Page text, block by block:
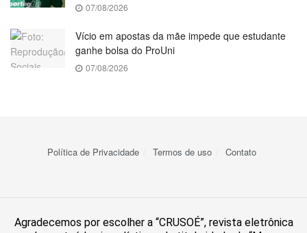
07/08/2026
Vício em apostas da mãe impede que estudante
ganhe bolsa do ProUni
07/08/2026
Política de Privacidade Termos de uso Contato
Agradecemos por escolher a “CRUSOÉ”, revista eletrônica